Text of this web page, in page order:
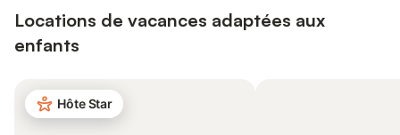
Locations de vacances adaptées aux
enfants
Hôte Star